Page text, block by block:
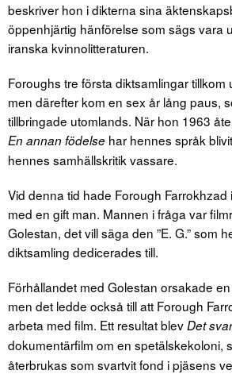
beskriver hon i dikterna sina
öppenhjärtig hänförelse som sägs vara
iranska kvinnolitteraturen.
Foroughs tre första diktsamlingar
men därefter kom en sex år lång paus,
tillbringade utomlands. När hon 1963
En annan födelse har hennes språk
hennes samhällskritik vassare.
Vid denna tid hade Forough Farrokhzad
med en gift man. Mannen i fråga var
Golestan, det vill säga den ”E. G.” som
diktsamling dedicerades till.
Förhållandet med Golestan orsakade
men det ledde också till att Forough
arbeta med film. Ett resultat blevDet
dokumentärfilm om en spetälskekoloni,
återbrukas som svartvit fond i pjäsens